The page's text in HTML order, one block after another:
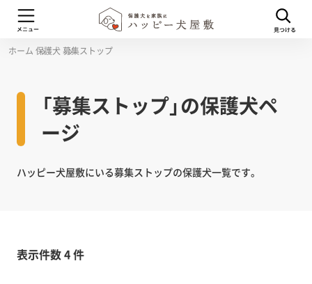
ホーム 保護犬募集ストップ
「募集ストップ」の保護犬ペ
ージ
ハッピー犬屋敷にいる募集ストップの保護犬一覧です。
表示件数 4 件